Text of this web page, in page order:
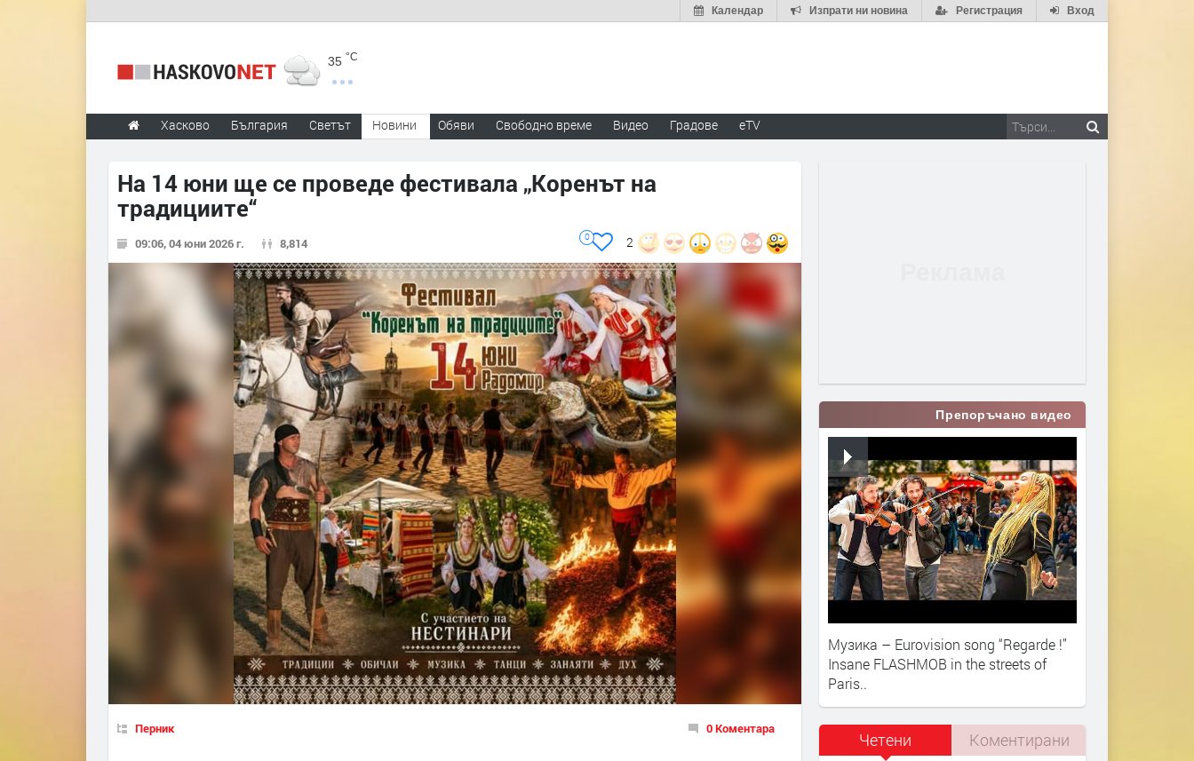
Вход
Регистрация
Изпрати ни новина
Календар
35 °C
Хасково България Светът Новини Обяви Свободно време Видео Градове eTV
На 14 юни ще се проведе фестивала „Коренът на
традициите“
09:06, 04 юни 2026 г. 8,814 2
0
Перник 0 Коментара
Препоръчано видео
Музика – Eurovision song “Regarde !”
Insane FLASHMOB in the streets of
Paris..​
Четени Коментирани